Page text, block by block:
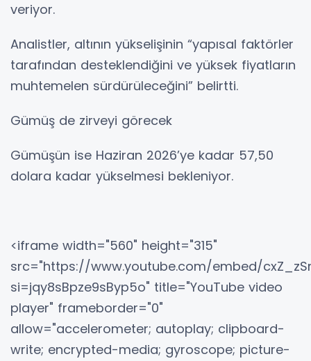
veriyor.
Analistler, altının yükselişinin “yapısal faktörler
tarafından desteklendiğini ve yüksek fiyatların
muhtemelen sürdürüleceğini” belirtti.
Gümüş de zirveyi görecek
Gümüşün ise Haziran 2026’ye kadar 57,50
dolara kadar yükselmesi bekleniyor.
<iframe width="560" height="315"
src="https://www.youtube.com/embed/
si=jqy8sBpze9sByp5o" title="YouTube video
player" frameborder="0"
allow="accelerometer; autoplay; clipboard-
write; encrypted-media; gyroscope; picture-